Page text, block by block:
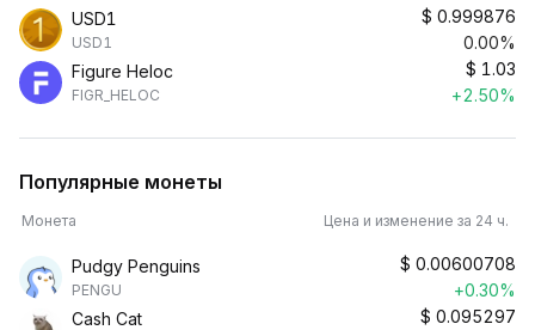
USD1
USD1
$ 0.999876
0.00%
Figure Heloc
FIGR_HELOC
$ 1.03
+2.50%
Популярные монеты
Монета Цена и изменение за 24 ч.
Pudgy Penguins
PENGU
$ 0.00600708
+0.30%
Cash Cat
$ 0.095297